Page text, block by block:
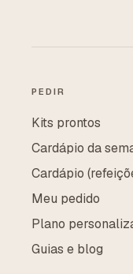
PEDIR
Kits prontos
Cardápio da
Cardápio
Meu pedido
Plano
Guias e blog